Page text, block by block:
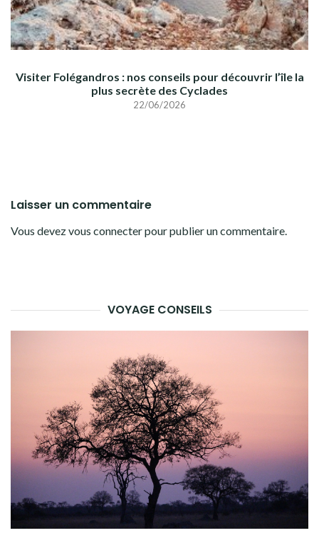
Visiter Folégandros : nos conseils pour découvrir l’île la
plus secrète des Cyclades
22/06/2026
Laisser un commentaire
Vous devezvous connecterpour publier un commentaire.
VOYAGE CONSEILS